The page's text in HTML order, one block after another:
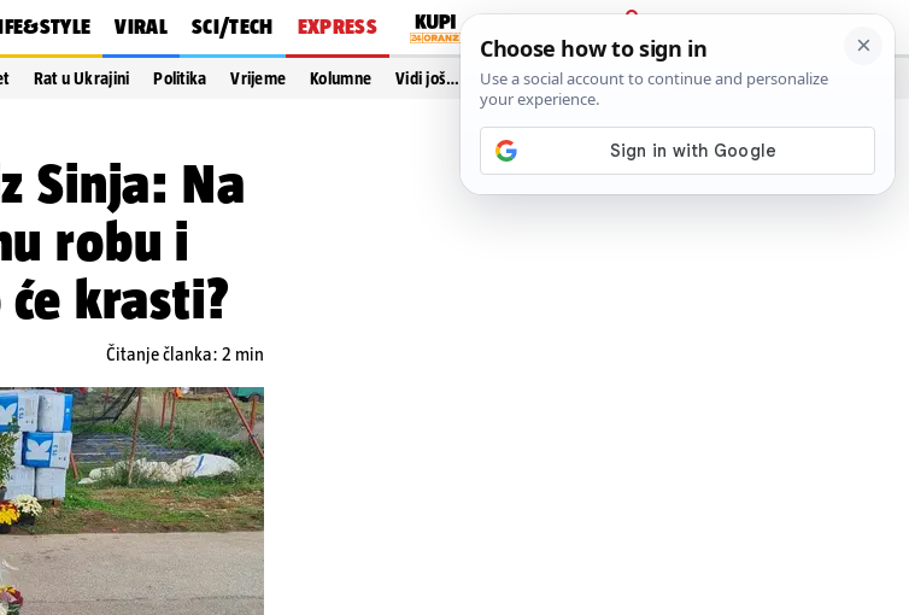
VIRAL SCI/TECH EXPRESS
PRIJAVA
Rat u Ukrajini Politika Vrijeme Kolumne Vidi još…
Sinja: Na
robu i
krasti?
Čitanje članka: 2 min